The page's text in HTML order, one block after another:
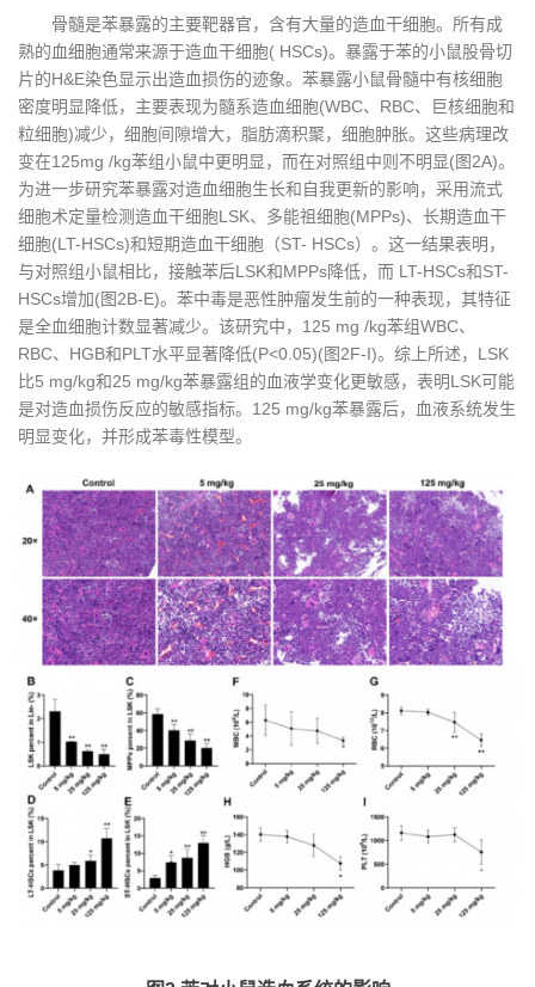
骨髓是苯暴露的主要靶器官，含有大量的造血干细胞。所有成
熟的血细胞通常来源于造血干细胞( HSCs)。暴露于苯的小鼠股骨切
片的H&E染色显示出造血损伤的迹象。苯暴露小鼠骨髓中有核细胞
密度明显降低，主要表现为髓系造血细胞(WBC、RBC、巨核细胞和
粒细胞)减少，细胞间隙增大，脂肪滴积聚，细胞肿胀。这些病理改
变在125mg /kg苯组小鼠中更明显，而在对照组中则不明显(图2A)。
为进一步研究苯暴露对造血细胞生长和自我更新的影响，采用流式
细胞术定量检测造血干细胞LSK、多能祖细胞(MPPs)、长期造血干
细胞(LT-HSCs)和短期造血干细胞（ST- HSCs）。这一结果表明，
与对照组小鼠相比，接触苯后LSK和MPPs降低，而 LT-HSCs和ST-
HSCs增加(图2B-E)。苯中毒是恶性肿瘤发生前的一种表现，其特征
是全血细胞计数显著减少。该研究中，125 mg /kg苯组WBC、
RBC、HGB和PLT水平显著降低(P<0.05)(图2F-I)。综上所述，LSK
比5 mg/kg和25 mg/kg苯暴露组的血液学变化更敏感，表明LSK可能
是对造血损伤反应的敏感指标。125 mg/kg苯暴露后，血液系统发生
明显变化，并形成苯毒性模型。